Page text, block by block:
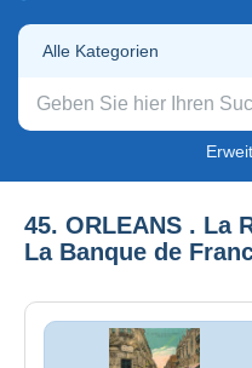
Alle Kategorien
45. ORLEANS . La
La Banque de